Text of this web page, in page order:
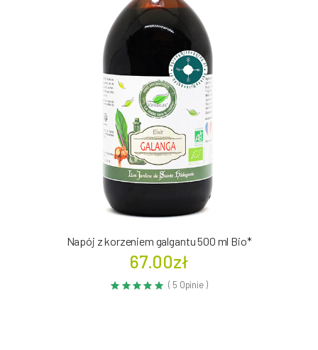
Napój z korzeniem galgantu 500 ml Bio*
67.00zł
( 5 Opinie )